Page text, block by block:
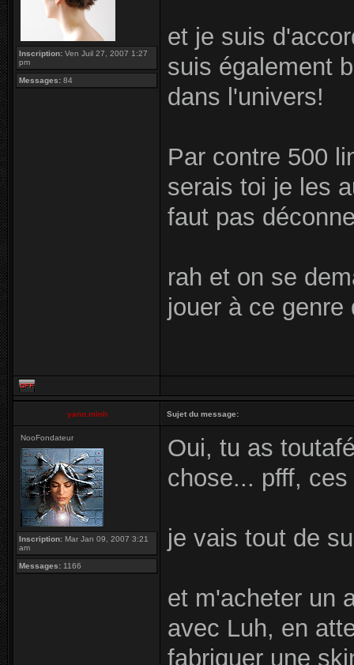
Inscription: Ven Juil 27, 2007 1:27
pm
Messages: 84
et je suis
suis également
dans l'univers!
Par contre 500
serais toi je les
faut pas
rah et on se
jouer à ce genre
yann.minh Sujet du message:
NooFondateur
Inscription: Mar Jan 09, 2007 3:21
am
Messages: 1166
Oui, tu as
chose... pfff,
je vais tout de
et m'acheter un
avec Luh, en
fabriquer une